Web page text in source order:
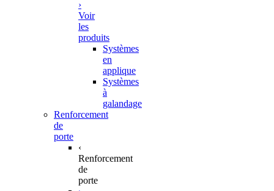
›
Voir
les
produits
Systèmes
en
applique
Systèmes
à
galandage
Renforcement
de
porte
‹
Renforcement
de
porte